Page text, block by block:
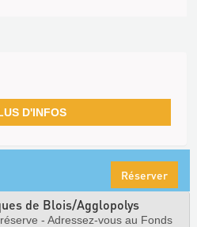
D'INFOS
Réserver
de Blois/Agglopolys
- Adressez-vous au Fonds